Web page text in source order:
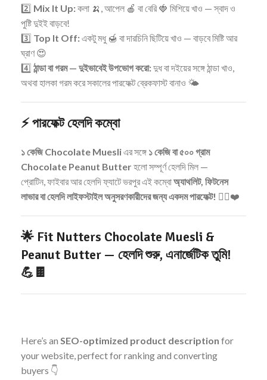
2️⃣ Mix It Up:কলা 🍌, আপেল 🍎 বা বেরি 🍓 মিশিয়ে খাও — স্বাদ ও
পুষ্টি দুইই বাড়বে!
3️⃣ Top It Off:একটু মধু 🍯 বা দারচিনি ছিটিয়ে খাও — বাড়বে মিষ্টি আর
ঘ্রাণ 😍
4️⃣ ঠান্ডা বা গরম — দুইভাবেই উপভোগ করো:দুধ বা দইয়ের সঙ্গে ঠান্ডা খাও,
অথবা হালকা গরম করে সকালের পারফেক্ট ব্রেকফাস্ট বানাও 🌤️
⚡পারফেক্ট হেলদি কম্বো
১ কেজি Chocolate Muesliএর সঙ্গে ১ কেজি বা ৫০০ গ্রাম
Chocolate Peanut Butterহলো সম্পূর্ণ হেলদি মিল —
প্রোটিন, ফাইবার আর হেলদি ফ্যাটে ভরপুর এই কম্বোঅ্যাথলিট, ফিটনেস
লাভার বা হেলদি লাইফস্টাইল অনুসরণকারীদের জন্য একদম পারফেক্ট! 🏋️‍♂️❤️
🌟 Fit Nutters Chocolate Muesli &
Peanut Butter — হেলদি শুরু, এনার্জেটিক তুমি!
💪🍫
Here’s an SEO-optimized product description for
your website, perfect for ranking and converting
buyers 👇